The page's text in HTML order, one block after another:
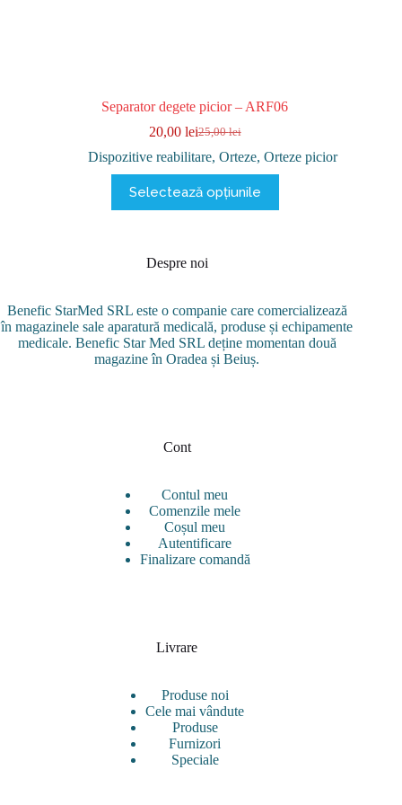
Separator degete picior – ARF06
25,00lei
Prețul
inițial
a
fost:
25,00 lei.
20,00 leiPrețul
curent
este:
20,00 lei.
Dispozitive reabilitare,Orteze,Orteze picior
Selectează opțiunile
produs
are
variații.
fi
alese
în
pagina
Despre noi
Benefic StarMed SRL este o companie care comercializează
în magazinele sale aparatură medicală, produse și echipamente
medicale. Benefic Star Med SRL deține momentan două
magazine în Oradea și Beiuș.
Cont
Contul meu
Comenzile mele
Coșul meu
Autentificare
Finalizare comandă
Livrare
Produse noi
Cele mai vândute
Produse
Furnizori
Speciale